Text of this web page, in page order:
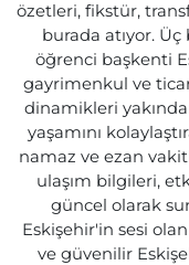
özetleri, fikstür,
burada atıyor.
öğrenci başkenti
gayrimenkul ve
dinamikleri
yaşamını
namaz ve ezan
ulaşım bilgileri,
güncel olarak
Eskişehir'in sesi
ve güvenilir